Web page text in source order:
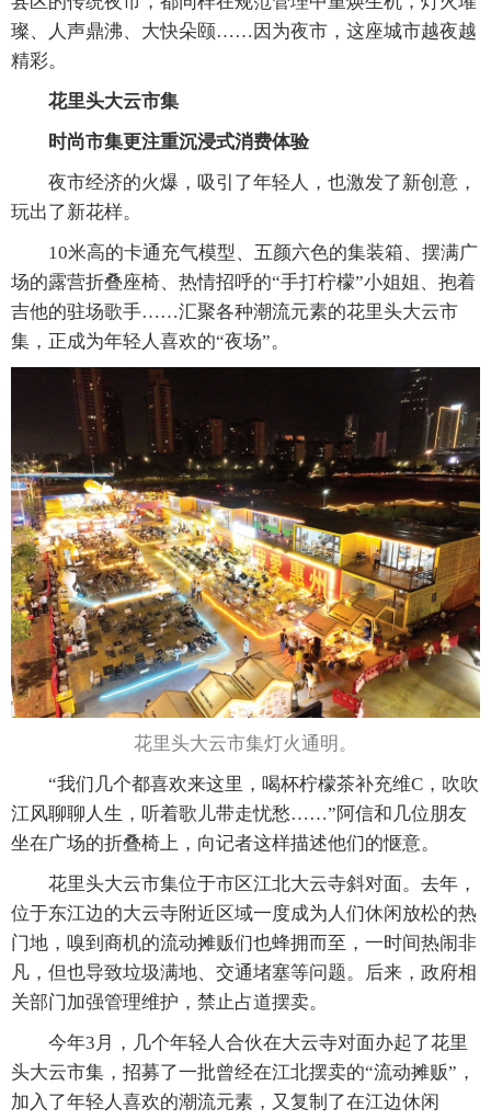
璨、人声鼎沸、大快朵颐……因为夜市，这座城市越夜越
精彩。
花里头大云市集
时尚市集更注重沉浸式消费体验
夜市经济的火爆，吸引了年轻人，也激发了新创意，
玩出了新花样。
10米高的卡通充气模型、五颜六色的集装箱、摆满广
场的露营折叠座椅、热情招呼的“手打柠檬”小姐姐、抱着
吉他的驻场歌手……汇聚各种潮流元素的花里头大云市
集，正成为年轻人喜欢的“夜场”。
花里头大云市集灯火通明。
“我们几个都喜欢来这里，喝杯柠檬茶补充维C，吹吹
江风聊聊人生，听着歌儿带走忧愁……”阿信和几位朋友
坐在广场的折叠椅上，向记者这样描述他们的惬意。
花里头大云市集位于市区江北大云寺斜对面。去年，
位于东江边的大云寺附近区域一度成为人们休闲放松的热
门地，嗅到商机的流动摊贩们也蜂拥而至，一时间热闹非
凡，但也导致垃圾满地、交通堵塞等问题。后来，政府相
关部门加强管理维护，禁止占道摆卖。
今年3月，几个年轻人合伙在大云寺对面办起了花里
头大云市集，招募了一批曾经在江北摆卖的“流动摊贩”，
加入了年轻人喜欢的潮流元素，又复制了在江边休闲